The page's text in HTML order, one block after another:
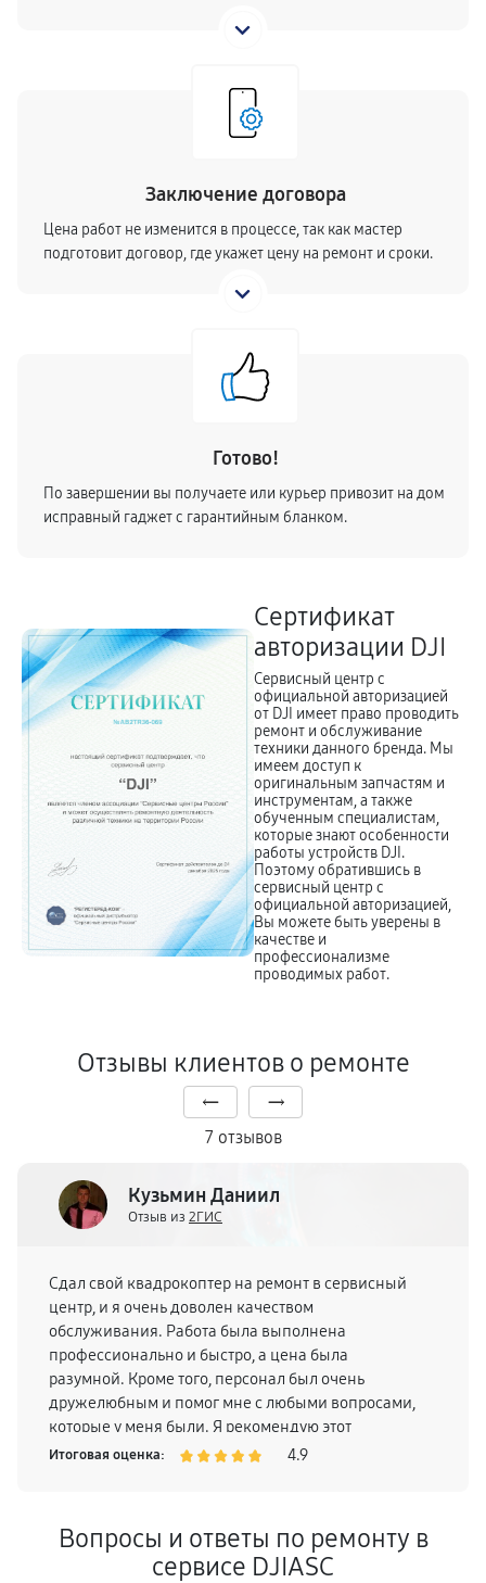
Заключение договора
Цена работ не изменится в процессе, так как мастер
подготовит договор, где укажет цену на ремонт и сроки.
Готово!
По завершении вы получаете или курьер привозит на дом
исправный гаджет с гарантийным бланком.
Сертификат
авторизации DJI
Сервисный центр с
официальной авторизацией
от DJI имеет право проводить
ремонт и обслуживание
техники данного бренда. Мы
имеем доступ к
оригинальным запчастям и
инструментам, а также
обученным специалистам,
которые знают особенности
работы устройств DJI.
Поэтому обратившись в
сервисный центр с
официальной авторизацией,
Вы можете быть уверены в
качестве и
профессионализме
проводимых работ.
Отзывы клиентов о ремонте
7 отзывов
Кузьмин Даниил
Отзыв из 2ГИС
Сдал свой квадрокоптер на ремонт в сервисный
центр, и я очень доволен качеством
обслуживания. Работа была выполнена
профессионально и быстро, а цена была
разумной. Кроме того, персонал был очень
дружелюбным и помог мне с любыми вопросами,
которые у меня были. Я рекомендую этот
сервисный центр всем, кто ищет надежное место
Итоговая оценка: 4.9
Вопросы и ответы по ремонту в
сервисе DJIASC